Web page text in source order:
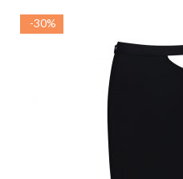
-30%